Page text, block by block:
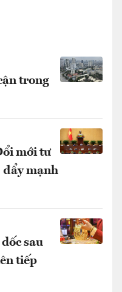
trong
mới tư
đẩy mạnh
sau
tiếp